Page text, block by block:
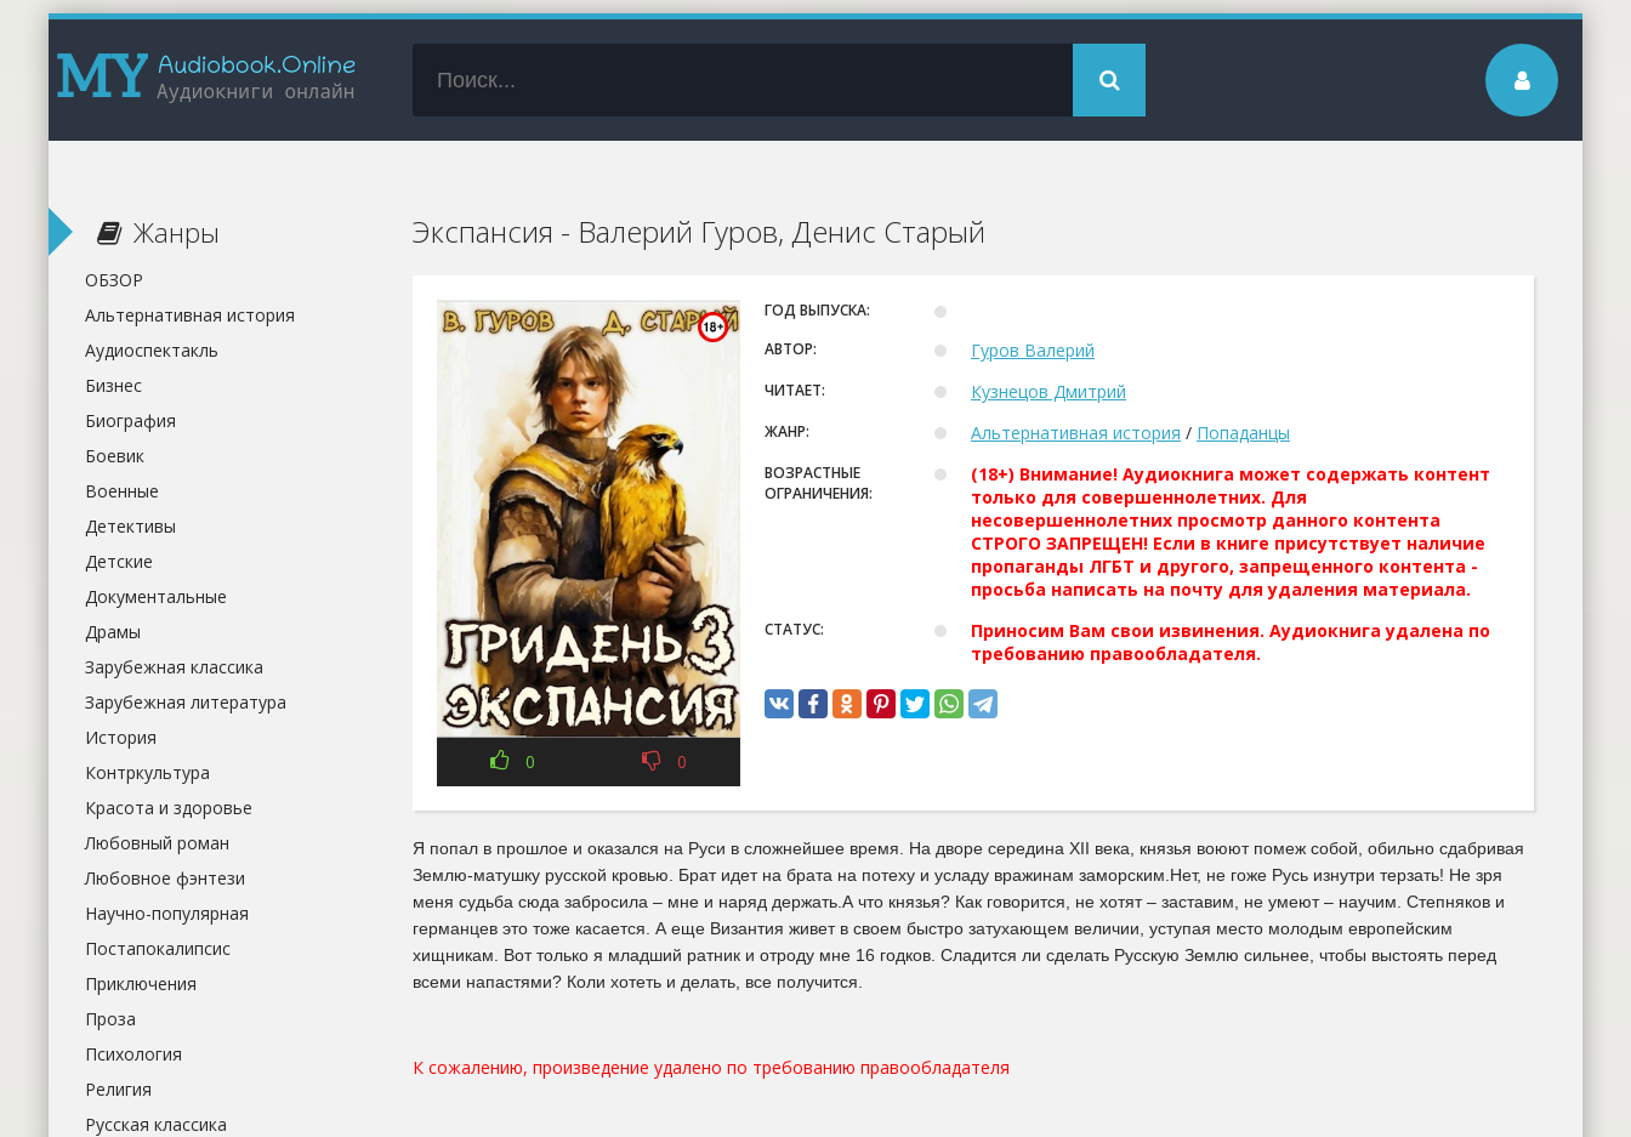
Экспансия - Валерий Гуров, Денис Старый
0 0
ГОД ВЫПУСКА:
АВТОР:
Гуров Валерий
ЧИТАЕТ: Кузнецов Дмитрий
ЖАНР: Альтернативная история / Попаданцы
ВОЗРАСТНЫЕ
ОГРАНИЧЕНИЯ:
(18+) Внимание! Аудиокнига может содержать контент
только для совершеннолетних. Для
несовершеннолетних просмотр данного контента
СТРОГО ЗАПРЕЩЕН! Если в книге присутствует наличие
пропаганды ЛГБТ и другого, запрещенного контента -
просьба написать на почту для удаления материала.
СТАТУС:
Приносим Вам свои извинения. Аудиокнига удалена по
требованию правообладателя.
Я попал в прошлое и оказался на Руси в сложнейшее время. На дворе середина XII века, князья воюют помеж собой, обильно сдабривая
Землю-матушку русской кровью. Брат идет на брата на потеху и усладу вражинам заморским.Нет, не гоже Русь изнутри терзать! Не зря
меня судьба сюда забросила – мне и наряд держать.А что князья? Как говорится, не хотят – заставим, не умеют – научим. Степняков и
германцев это тоже касается. А еще Византия живет в своем быстро затухающем величии, уступая место молодым европейским
хищникам. Вот только я младший ратник и отроду мне 16 годков. Сладится ли сделать Русскую Землю сильнее, чтобы выстоять перед
всеми напастями? Коли хотеть и делать, все получится.
К сожалению, произведение удалено по требованию правообладателя
Жанры
ОБЗОР
Альтернативная история
Аудиоспектакль
Бизнес
Биография
Боевик
Военные
Детективы
Детские
Документальные
Драмы
Зарубежная классика
Зарубежная литература
История
Контркультура
Красота и здоровье
Любовный роман
Любовное фэнтези
Научно-популярная
Постапокалипсис
Приключения
Проза
Психология
Религия
Русская классика